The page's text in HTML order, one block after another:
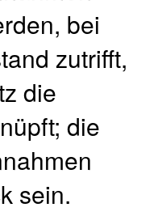
bei
zutrifft,
die
die
sein.